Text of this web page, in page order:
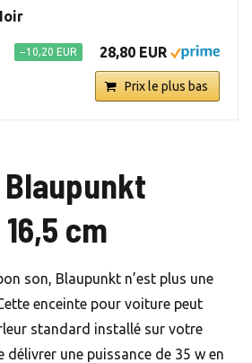
−10,20 EUR 28,80 EUR
Prix le plus bas
cm
son, Blaupunkt n’est plus une
enceinte pour voiture peut
standard installé sur votre
délivrer une puissance de 35 w en